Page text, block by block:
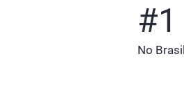
#1
No Brasil